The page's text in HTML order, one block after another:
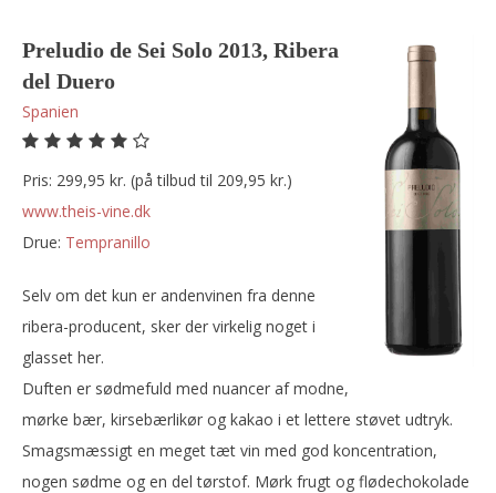
Preludio de Sei Solo 2013, Ribera
del Duero
Spanien
Pris: 299,95 kr. (på tilbud til 209,95 kr.)
www.theis-vine.dk
Drue:
tempranillo
Selv om det kun er andenvinen fra denne
ribera-producent, sker der virkelig noget i
glasset her.
Duften er sødmefuld med nuancer af modne,
mørke bær, kirsebærlikør og kakao i et lettere støvet udtryk.
Smagsmæssigt en meget tæt vin med god koncentration,
nogen sødme og en del tørstof. Mørk frugt og flødechokolade